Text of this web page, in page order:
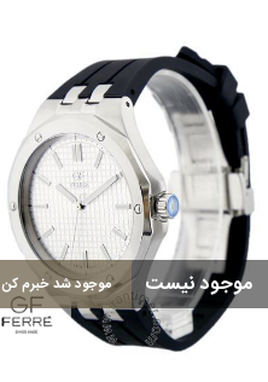
موجود نیست موجود شد خبرم کن